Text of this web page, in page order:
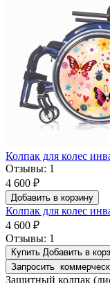
Колпак для колес
Отзывы: 1
4 600 ₽
Добавить в корзину
Колпак для колес
4 600 ₽
Отзывы: 1
Купить Добавить в
Запросить
Защитный колпак